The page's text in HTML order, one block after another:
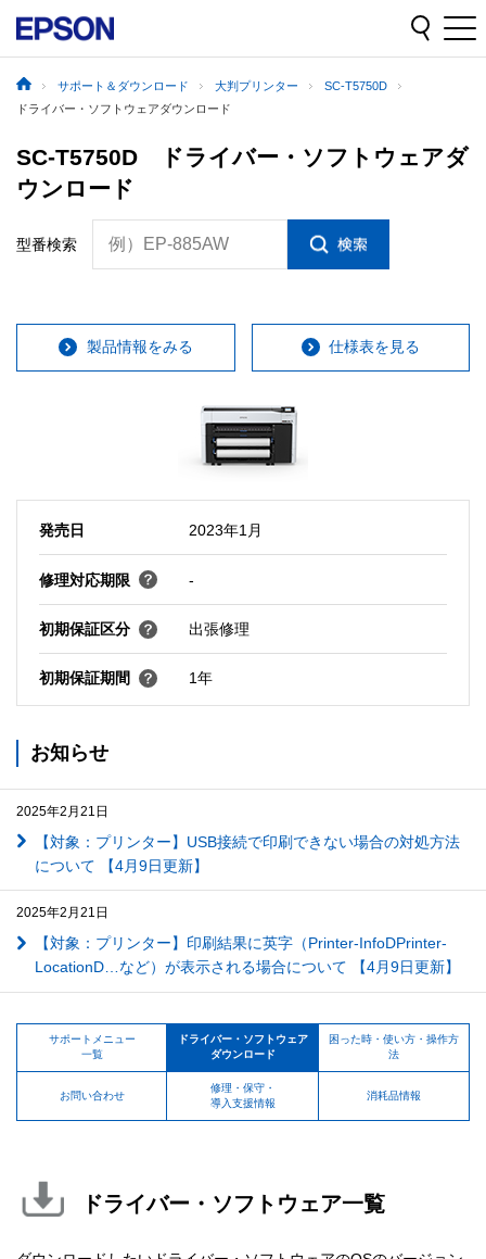
サポート＆ダウンロード 大判プリンター
SC-T5750D
ドライバー・ソフトウェアダウンロード
SC-T5750D ドライバー・ソフトウェアダ
ウンロード
型番検索 例）EP-885AW
製品情報をみる 仕様表を見る
発売日 2023年1月
修理対応期限 -
初期保証区分 出張修理
初期保証期間 1年
お知らせ
2025年2月21日
【対象：プリンター】USB接続で印刷できない場合の対処方法
について 【4月9日更新】
2025年2月21日
【対象：プリンター】印刷結果に英字（Printer-InfoDPrinter-
LocationD…など）が表示される場合について 【4月9日更新】
サポートメニュー
一覧
ドライバー・ソフトウェア
ダウンロード
困った時・使い方・操作方
法
お問い合わせ
修理・保守・
導入支援情報
消耗品情報
ドライバー・ソフトウェア一覧